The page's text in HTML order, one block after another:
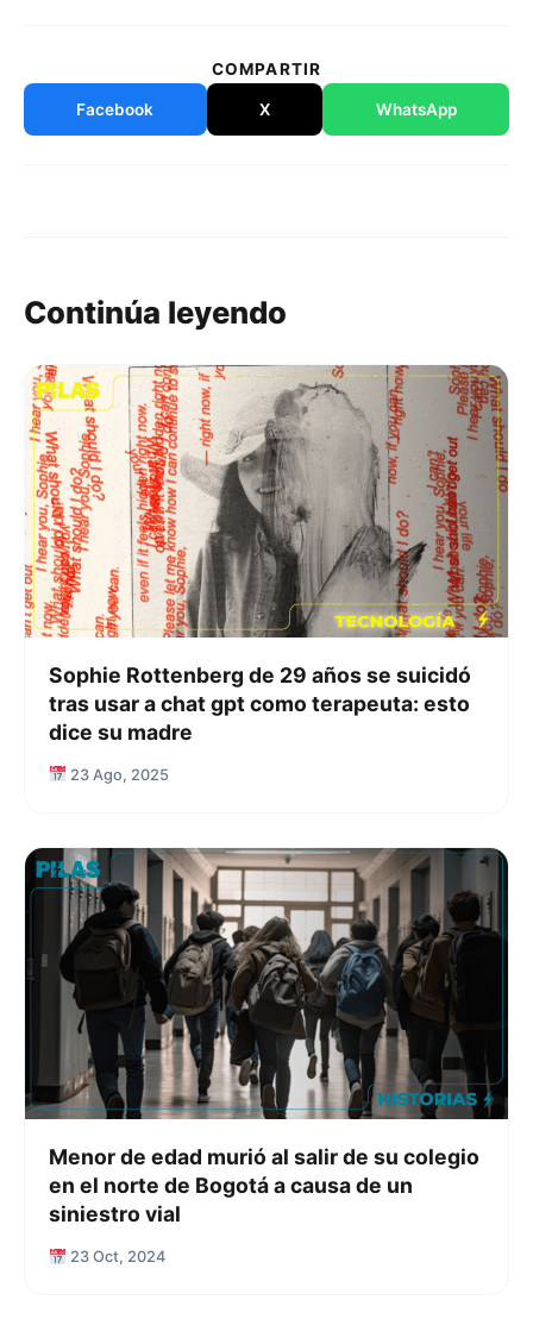
COMPARTIR
Facebook X WhatsApp
Continúa leyendo
Sophie Rottenberg de 29 años se suicidó
tras usar a chat gpt como terapeuta: esto
dice su madre
23 Ago, 2025
Menor de edad murió al salir de su colegio
en el norte de Bogotá a causa de un
siniestro vial
23 Oct, 2024